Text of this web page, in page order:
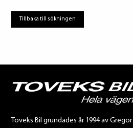
Tillbaka till sökningen
Toveks Bil grundades år 1994 av